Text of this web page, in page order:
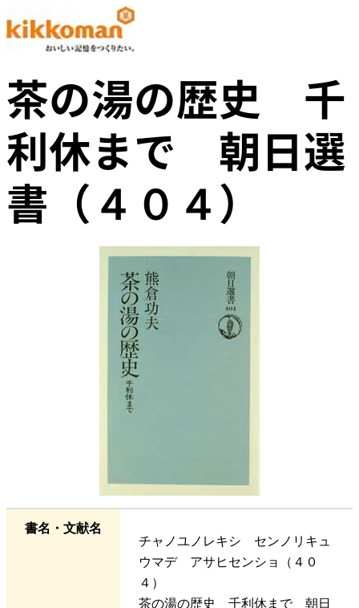
茶の湯の歴史 千
利休まで 朝日選
書（４０４）
書名・文献名
チャノユノレキシ センノリキュ
ウマデ アサヒセンショ（４０
４）
茶の湯の歴史 千利休まで 朝日